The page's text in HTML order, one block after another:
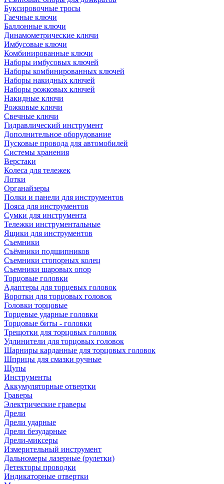
Буксировочные тросы
Гаечные ключи
Баллонные ключи
Динамометрические ключи
Имбусовые ключи
Комбинированные ключи
Наборы имбусовых ключей
Наборы комбинированных ключей
Наборы накидных ключей
Наборы рожковых ключей
Накидные ключи
Рожковые ключи
Свечные ключи
Гидравлический инструмент
Дополнительное оборудование
Пусковые провода для автомобилей
Системы хранения
Верстаки
Колеса для тележек
Лотки
Органайзеры
Полки и панели для инструментов
Пояса для инструментов
Сумки для инструмента
Тележки инструментальные
Ящики для инструментов
Съемники
Съёмники подшипников
Съемники стопорных колец
Съемники шаровых опор
Торцовые головки
Адаптеры для торцевых головок
Воротки для торцовых головок
Головки торцовые
Торцевые ударные головки
Торцовые биты - головки
Трещотки для торцовых головок
Удлинители для торцовых головок
Шарниры карданные для торцовых головок
Шприцы для смазки ручные
Щупы
Инструменты
Аккумуляторные отвертки
Граверы
Электрические граверы
Дрели
Дрели ударные
Дрели безударные
Дрели-миксеры
Измерительный инструмент
Дальномеры лазерные (рулетки)
Детекторы проводки
Индикаторные отвертки